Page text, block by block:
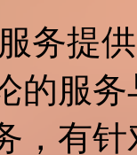
务提
的服
，有